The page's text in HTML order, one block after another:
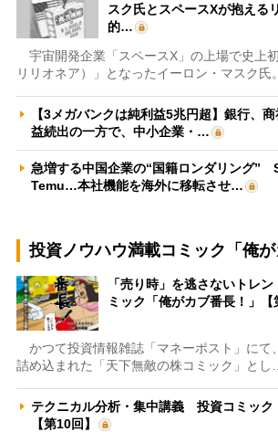
スク氏とスペースXが抱える
的…
宇宙開発企業「スペースX」の上場で史上
リリオネア）」となったイーロン・マスク氏
【3メガバンクは純利益5兆円超】銀行、
益続出の一方で、中小企業・…
急増する中国企業の“国籍ロンダリング”
Temu…本社機能を海外に移転させ…
投資ノウハウ満載コミック「俺が
「売り時」を逃さないトレ
ミック「俺がカブ番長！」【
かつて投資情報雑誌「マネーポスト」にて
詰め込まれた「天下無敵の株コミック」とし…
テクニカル分析・集中講義 投資コミック
【第10回】